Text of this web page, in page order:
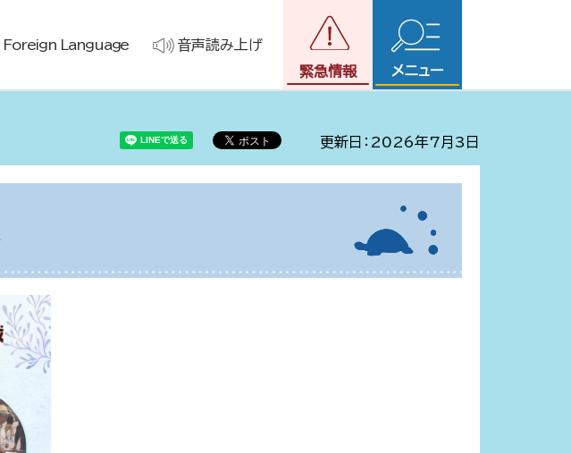
Foreign Language
音声読み上げ
緊急情報
メニュー
更新日：2026年7月3日